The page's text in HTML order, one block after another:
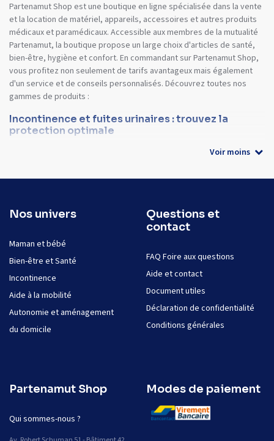
Partenamut Shop est une boutique en ligne spécialisée dans la vente
et la location de matériel, appareils, accessoires et autres produits
médicaux et paramédicaux. Accessible aux membres de la mutualité
Partenamut, la boutique propose un large choix d'articles de santé,
bien-être, hygiène et confort. En commandant sur Partenamut Shop,
vous profitez non seulement de tarifs avantageux mais également
d'un service et de conseils personnalisés. Découvrez toutes nos
gammes de produits :
Incontinence et fuites urinaires : trouvez la
protection optimale
Voir moins
Nos univers
Maman et bébé
Bien-être et Santé
Incontinence
Aide à la mobilité
Autonomie et aménagement
du domicile
Questions et
contact
FAQ Foire aux questions
Aide et contact
Document utiles
Déclaration de confidentialité
Conditions générales
Partenamut Shop
Qui sommes-nous ?
Modes de paiement